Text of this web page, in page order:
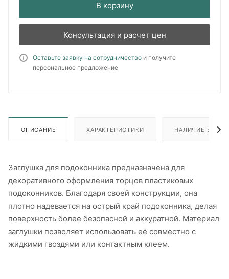
В корзину
Консультация и расчет цен
Оставьте заявку на сотрудничество и получите
персональное предложение
ОПИСАНИЕ ХАРАКТЕРИСТИКИ НАЛИЧИЕ В
Заглушка для подоконника предназначена для
декоративного оформления торцов пластиковых
подоконников. Благодаря своей конструкции, она
плотно надевается на острый край подоконника, делая
поверхность более безопасной и аккуратной. Материал
заглушки позволяет использовать её совместно с
жидкими гвоздями или контактным клеем.